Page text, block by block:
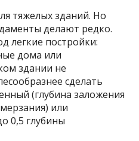
тяжелых зданий. Но
делают редко.
легкие постройки:
дома или
здании не
сделать
(глубина заложения
или
0,5 глубины